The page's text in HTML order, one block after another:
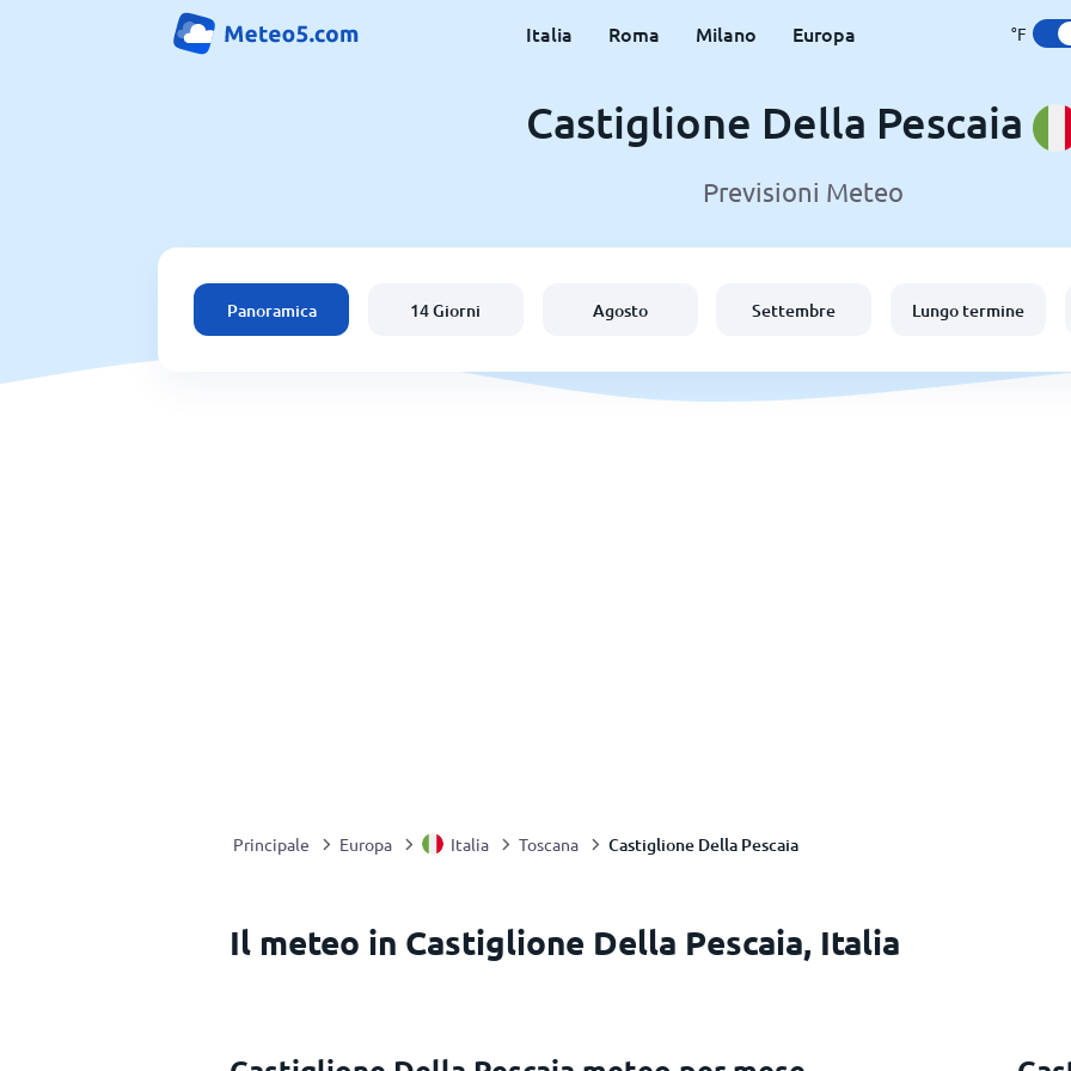
Italia Roma Milano Europa °F
Castiglione Della Pescaia
Previsioni Meteo
Panoramica 14 Giorni Agosto Settembre Lungo termine
Principale Europa Italia Toscana Castiglione Della Pescaia
Il meteo in Castiglione Della Pescaia, Italia